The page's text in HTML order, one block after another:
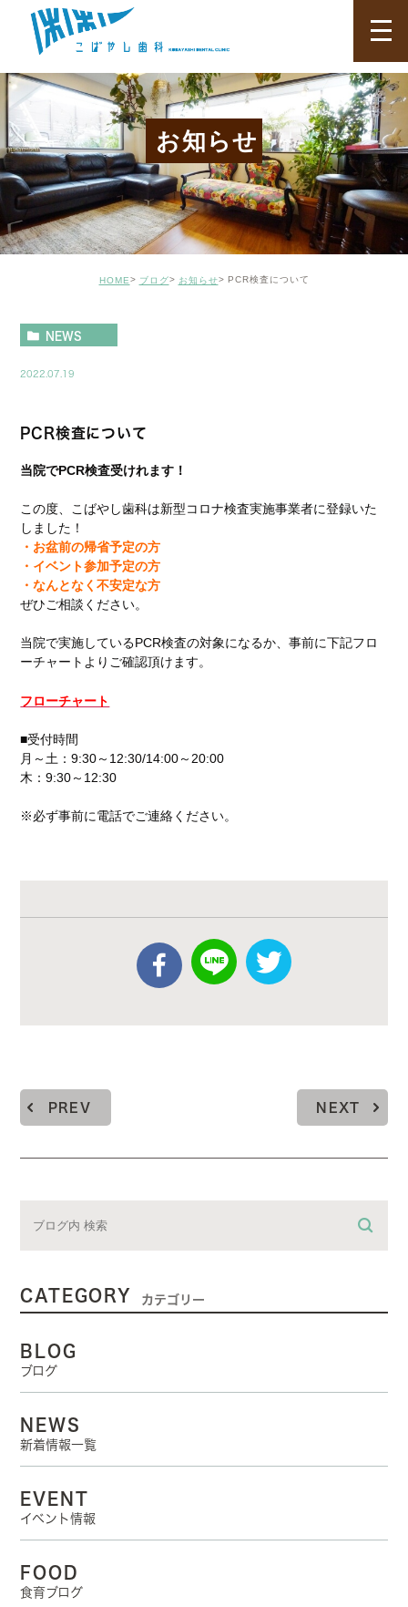
お知らせ
HOME ブログ お知らせ PCR検査について
NEWS
2022.07.19
PCR検査について
当院でPCR検査受けれます！
この度、こばやし歯科は新型コロナ検査実施事業者に登録いた
しました！
・お盆前の帰省予定の方
・イベント参加予定の方
・なんとなく不安定な方
ぜひご相談ください。
当院で実施しているPCR検査の対象になるか、事前に下記フロ
ーチャートよりご確認頂けます。
フローチャート
■受付時間
月～土：9:30～12:30/14:00～20:00
木：9:30～12:30
※必ず事前に電話でご連絡ください。
PREV NEXT
CATEGORY カテゴリー
BLOG
ブログ
NEWS
新着情報一覧
EVENT
イベント情報
FOOD
食育ブログ